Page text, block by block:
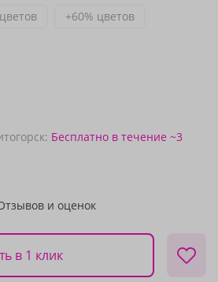
+60% цветов
Бесплатно в течение ~3
и оценок
в 1 клик